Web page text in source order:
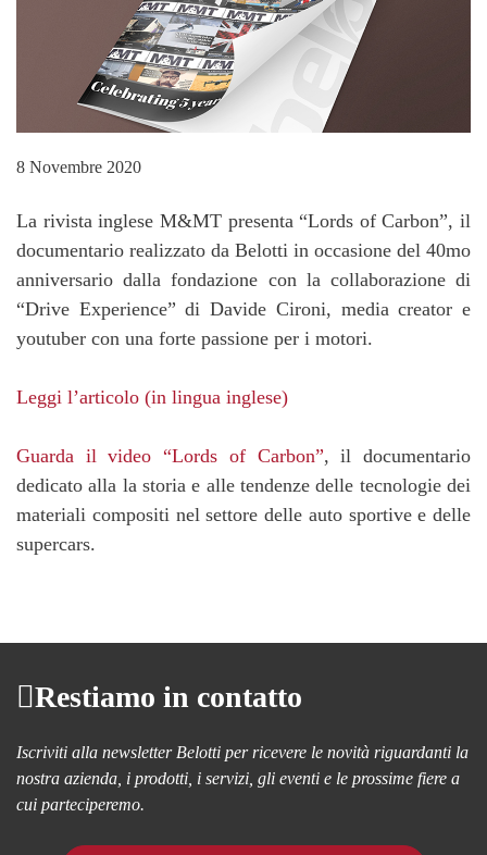
8 Novembre 2020
La rivista inglese M&MT presenta “Lords of Carbon”, il
documentario realizzato da Belotti in occasione del 40mo
anniversario dalla fondazione con la collaborazione di
“Drive Experience” di Davide Cironi, media creator e
youtuber con una forte passione per i motori.
Leggi l’articolo (in lingua inglese)
Guarda il video “Lords of Carbon”, il documentario
dedicato alla la storia e alle tendenze delle tecnologie dei
materiali compositi nel settore delle auto sportive e delle
supercars.
Restiamo in contatto
Iscriviti alla newsletter Belotti per ricevere le novità riguardanti la
nostra azienda, i prodotti, i servizi, gli eventi e le prossime fiere a
cui parteciperemo.